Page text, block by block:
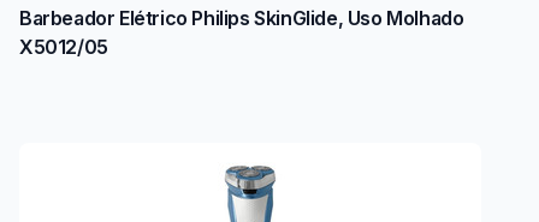
Barbeador Elétrico Philips SkinGlide, Uso Molhado
X5012/05